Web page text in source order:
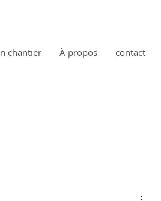
chantier À propos contact